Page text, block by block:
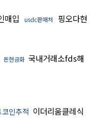
매입 usdc판매처
핑오다현
돈현금화 국내거래소fds해
인추적 이더리움클레식